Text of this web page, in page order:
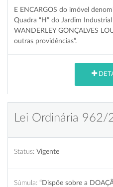
E ENCARGOS do imóvel
Quadra “H” do Jardim
WANDERLEY GONÇALVES
outras providências”.
Lei Ordinária 962/
Status: Vigente
Súmula: “Dispõe sobre a